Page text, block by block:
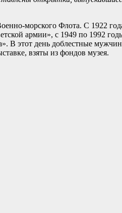
морского Флота. С 1922
армии», с 1949 по 1992
В этот день доблестные
взяты из фондов музея.